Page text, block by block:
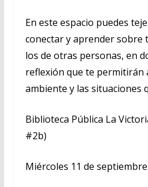
En este espacio puedes
conectar y aprender sobre
los de otras personas, en
reflexión que te permitirán
ambiente y las situaciones
Biblioteca Pública La
#2b)
Miércoles 11 de septiembre